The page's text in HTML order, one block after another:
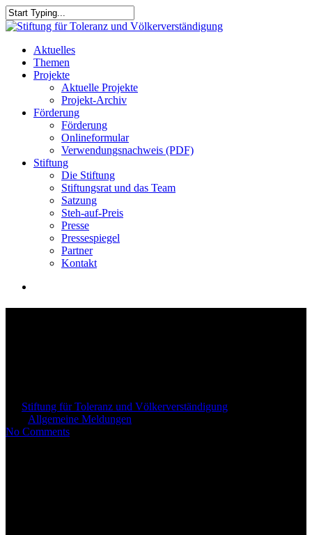
Skip
to
content
Close
search
Menu
Aktuelles
Themen
Projekte
Aktuelle Projekte
Projekt-Archiv
Förderung
Förderung
Onlineformular
Verwendungsnachweis (PDF)
Stiftung
Die Stiftung
Stiftungsrat und das Team
Satzung
Steh-auf-Preis
Presse
Pressespiegel
Partner
Kontakt
Stiftung für Toleranz und Völkerverständigung
Allgemeine Meldungen
No Comments